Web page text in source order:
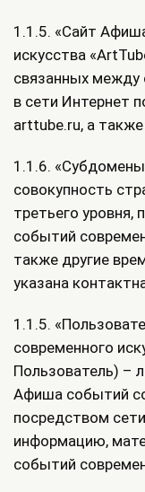
1.1.5. «Сайт
искусства
связанных между
в сети Интернет
arttube.ru, а
1.1.6.
совокупность
третьего
событий
также другие
указана
1.1.5.
современного
Пользователь) –
Афиша событий
посредством
информацию,
событий